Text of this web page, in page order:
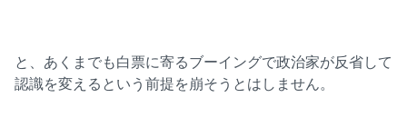
と、あくまでも白票に寄るブーイングで政治家が反省して
認識を変えるという前提を崩そうとはしません。